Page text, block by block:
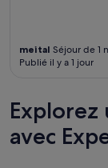
meital Séjour de 1
Publié il y a 1 jour
Explorez
avec